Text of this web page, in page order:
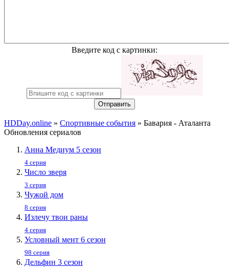
Введите код с картинки:
Отправить
HDDay.online » Спортивные события » Бавария - Аталанта
Обновления сериалов
Анна Медиум 5 сезон
4 серия
Число зверя
3 серия
Чужой дом
8 серия
Излечу твои раны
4 серия
Условный мент 6 сезон
98 серия
Дельфин 3 сезон